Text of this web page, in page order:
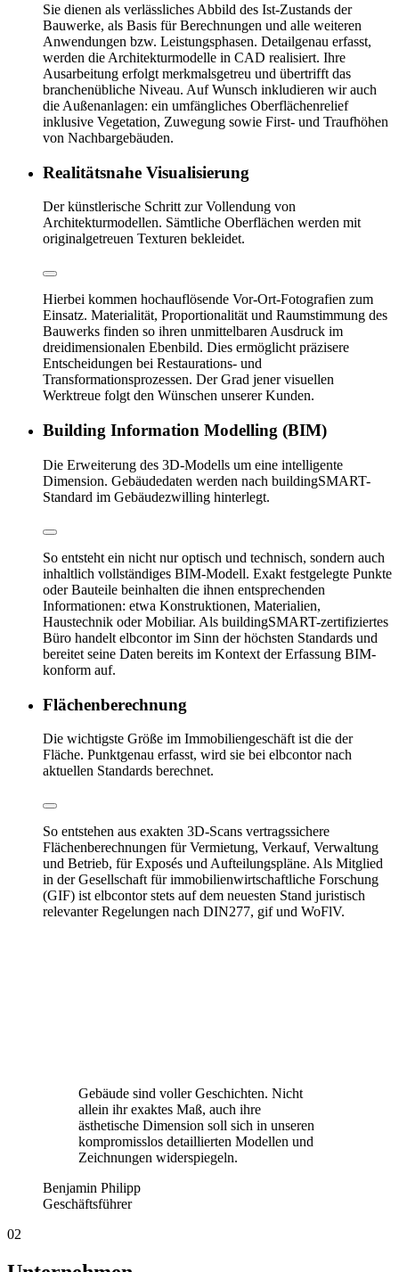
Sie dienen als verlässliches Abbild des Ist-Zustands der
Bauwerke, als Basis für Berechnungen und alle weiteren
Anwendungen bzw. Leistungsphasen. Detailgenau erfasst,
werden die Architekturmodelle in CAD realisiert. Ihre
Ausarbeitung erfolgt merkmalsgetreu und übertrifft das
branchenübliche Niveau. Auf Wunsch inkludieren wir auch
die Außenanlagen: ein umfängliches Oberflächenrelief
inklusive Vegetation, Zuwegung sowie First- und Traufhöhen
von Nachbargebäuden.
Realitätsnahe Visualisierung
Der künstlerische Schritt zur Vollendung von
Architekturmodellen. Sämtliche Oberflächen werden mit
originalgetreuen Texturen bekleidet.
Hierbei kommen hochauflösende Vor-Ort-Fotografien zum
Einsatz. Materialität, Proportionalität und Raumstimmung des
Bauwerks finden so ihren unmittelbaren Ausdruck im
dreidimensionalen Ebenbild. Dies ermöglicht präzisere
Entscheidungen bei Restaurations- und
Transformationsprozessen. Der Grad jener visuellen
Werktreue folgt den Wünschen unserer Kunden.
Building Information Modelling (BIM)
Die Erweiterung des 3D-Modells um eine intelligente
Dimension. Gebäudedaten werden nach buildingSMART-
Standard im Gebäudezwilling hinterlegt.
So entsteht ein nicht nur optisch und technisch, sondern auch
inhaltlich vollständiges BIM-Modell. Exakt festgelegte Punkte
oder Bauteile beinhalten die ihnen entsprechenden
Informationen: etwa Konstruktionen, Materialien,
Haustechnik oder Mobiliar. Als buildingSMART-zertifiziertes
Büro handelt elbcontor im Sinn der höchsten Standards und
bereitet seine Daten bereits im Kontext der Erfassung BIM-
konform auf.
Flächenberechnung
Die wichtigste Größe im Immobiliengeschäft ist die der
Fläche. Punktgenau erfasst, wird sie bei elbcontor nach
aktuellen Standards berechnet.
So entstehen aus exakten 3D-Scans vertragssichere
Flächenberechnungen für Vermietung, Verkauf, Verwaltung
und Betrieb, für Exposés und Aufteilungspläne. Als Mitglied
in der Gesellschaft für immobilienwirtschaftliche Forschung
(GIF) ist elbcontor stets auf dem neuesten Stand juristisch
relevanter Regelungen nach DIN277, gif und WoFlV.
Gebäude sind voller Geschichten. Nicht
allein ihr exaktes Maß, auch ihre
ästhetische Dimension soll sich in unseren
kompromisslos detaillierten Modellen und
Zeichnungen widerspiegeln.
Benjamin Philipp
Geschäftsführer
02